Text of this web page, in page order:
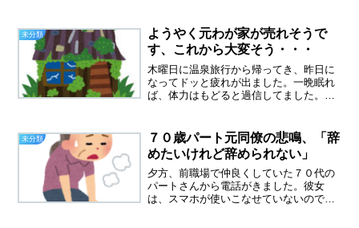
な気分になりました。さんざん夫を苦し
めてきて、今度は私を苦し...
未分類
ようやく元わが家が売れそうで
す、これから大変そう・・・
木曜日に温泉旅行から帰ってき、昨日に
なってドッと疲れが出ました。一晩眠れ
ば、体力はもどると過信してました。旅
く、元わが家が売れそうです。夫が亡く
なったのが、１０月末、その...
未分類
７０歳パート元同僚の悲鳴、「辞
めたいけれど辞められない」
夕方、前職場で仲良くしていた７０代の
パートさんから電話がきました。彼女
は、スマホが使いこなせていないので、